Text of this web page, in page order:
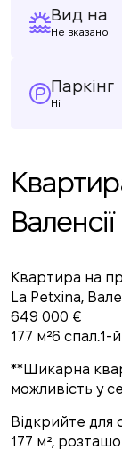
Вид на
Не вказано
Паркінг
Ні
Валенсії
Квартира на
La Petxina,
649 000 €
177 м²6 спал.1-
**Шикарна
можливість у
Відкрийте
177 м²,